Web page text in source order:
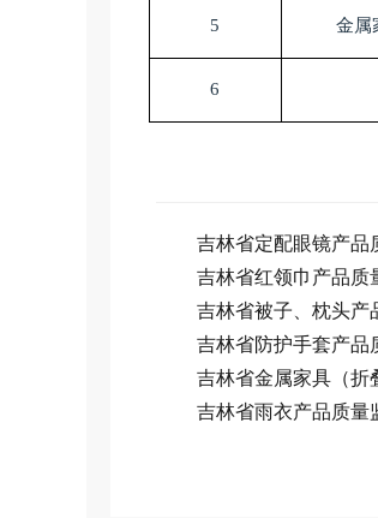
5 金属
6
吉林省定配眼镜产品
吉林省红领巾产品质
吉林省被子、枕头产
吉林省防护手套产品
吉林省金属家具（折
吉林省雨衣产品质量